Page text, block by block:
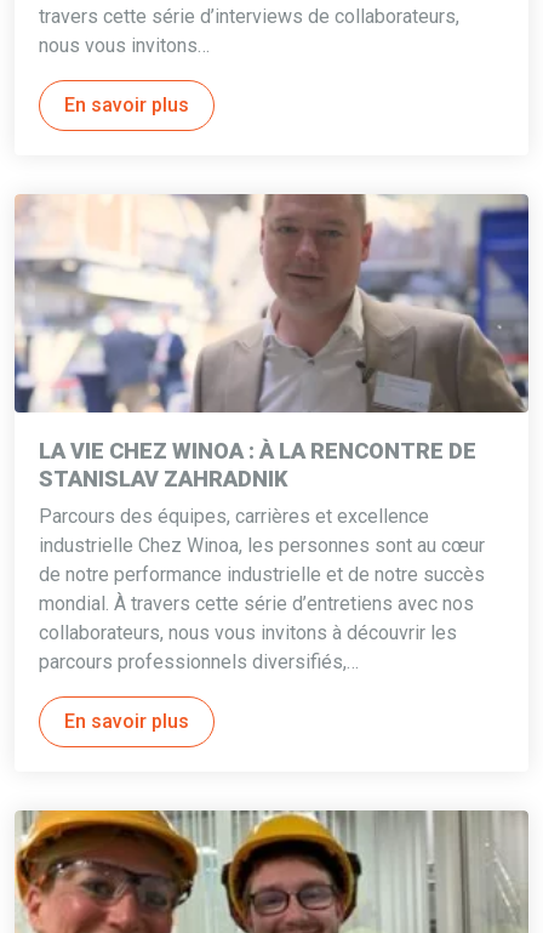
travers cette série d’interviews de collaborateurs,
nous vous invitons…
En savoir plus
LA VIE CHEZ WINOA : À LA RENCONTRE DE
STANISLAV ZAHRADNIK
Parcours des équipes, carrières et excellence
industrielle Chez Winoa, les personnes sont au cœur
de notre performance industrielle et de notre succès
mondial. À travers cette série d’entretiens avec nos
collaborateurs, nous vous invitons à découvrir les
parcours professionnels diversifiés,…
En savoir plus